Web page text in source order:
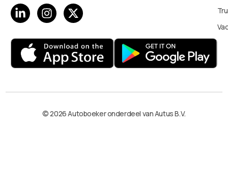
© 2026 Autoboeker onderdeel van Autus B.V.